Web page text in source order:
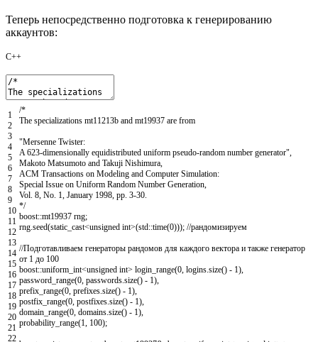
Теперь непосредственно подготовка к генерированию
аккаунтов:
C++
1
2
3
4
5
6
7
8
9
10
11
12
13
14
15
16
17
18
19
20
21
22
/*
The specializations mt11213b and mt19937 are from
"Mersenne Twister:
A 623-dimensionally equidistributed uniform pseudo-random number generator",
Makoto Matsumoto and Takuji Nishimura,
ACM Transactions on Modeling and Computer Simulation:
Special Issue on Uniform Random Number Generation,
Vol. 8, No. 1, January 1998, pp. 3-30.
*/
boost::mt19937 rng;
rng.seed(static_cast<unsigned int>(std::time(0))); //рандомизируем
//Подготавливаем генераторы рандомов для каждого вектора и также генератор
от 1 до 100
boost::uniform_int<unsigned int> login_range(0, logins.size() - 1),
password_range(0, passwords.size() - 1),
prefix_range(0, prefixes.size() - 1),
postfix_range(0, postfixes.size() - 1),
domain_range(0, domains.size() - 1),
probability_range(1, 100);